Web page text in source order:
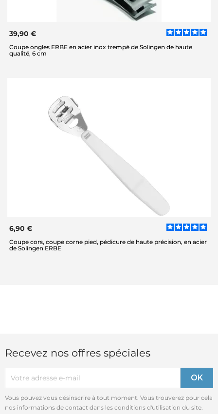
39,90 €
Coupe ongles ERBE en acier inox trempé de Solingen de haute
qualité, 6 cm
6,90 €
Coupe cors, coupe corne pied, pédicure de haute précision, en acier
de Solingen ERBE
Recevez nos offres spéciales
Vous pouvez vous désinscrire à tout moment. Vous trouverez pour cela
nos informations de contact dans les conditions d'utilisation du site.